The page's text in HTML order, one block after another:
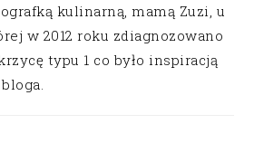
kulinarną, mamą Zuzi, u
w 2012 roku zdiagnozowano
typu 1 co było inspiracją